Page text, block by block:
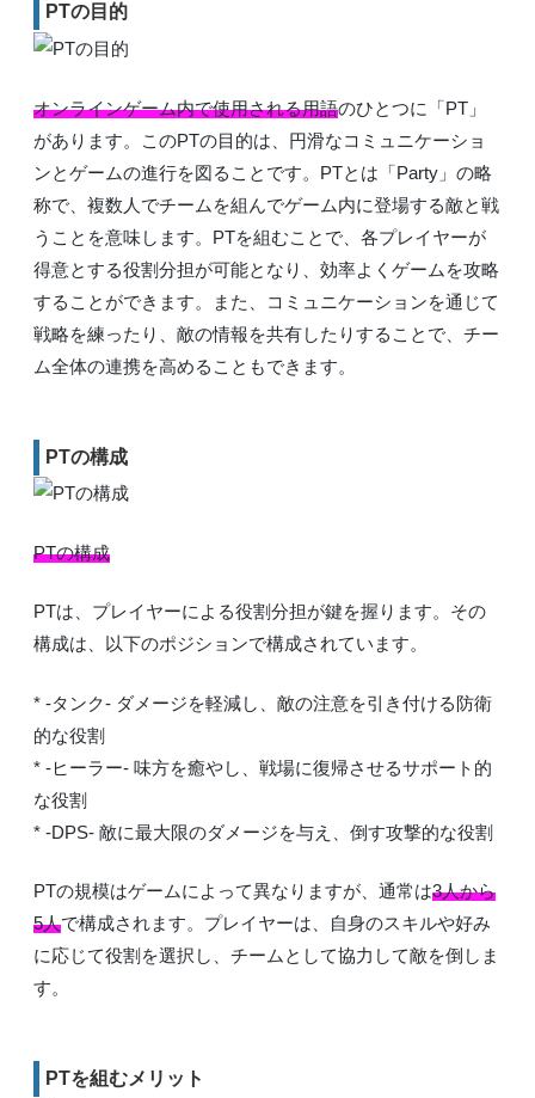
PTの目的
オンラインゲーム内で使用される用語のひとつに「PT」
があります。このPTの目的は、円滑なコミュニケーショ
ンとゲームの進行を図ることです。PTとは「Party」の略
称で、複数人でチームを組んでゲーム内に登場する敵と戦
うことを意味します。PTを組むことで、各プレイヤーが
得意とする役割分担が可能となり、効率よくゲームを攻略
することができます。また、コミュニケーションを通じて
戦略を練ったり、敵の情報を共有したりすることで、チー
ム全体の連携を高めることもできます。
PTの構成
PTの構成
PTは、プレイヤーによる役割分担が鍵を握ります。その
構成は、以下のポジションで構成されています。
* -タンク- ダメージを軽減し、敵の注意を引き付ける防衛
的な役割
* -ヒーラー- 味方を癒やし、戦場に復帰させるサポート的
な役割
* -DPS- 敵に最大限のダメージを与え、倒す攻撃的な役割
PTの規模はゲームによって異なりますが、通常は3人から
5人で構成されます。プレイヤーは、自身のスキルや好み
に応じて役割を選択し、チームとして協力して敵を倒しま
す。
PTを組むメリット